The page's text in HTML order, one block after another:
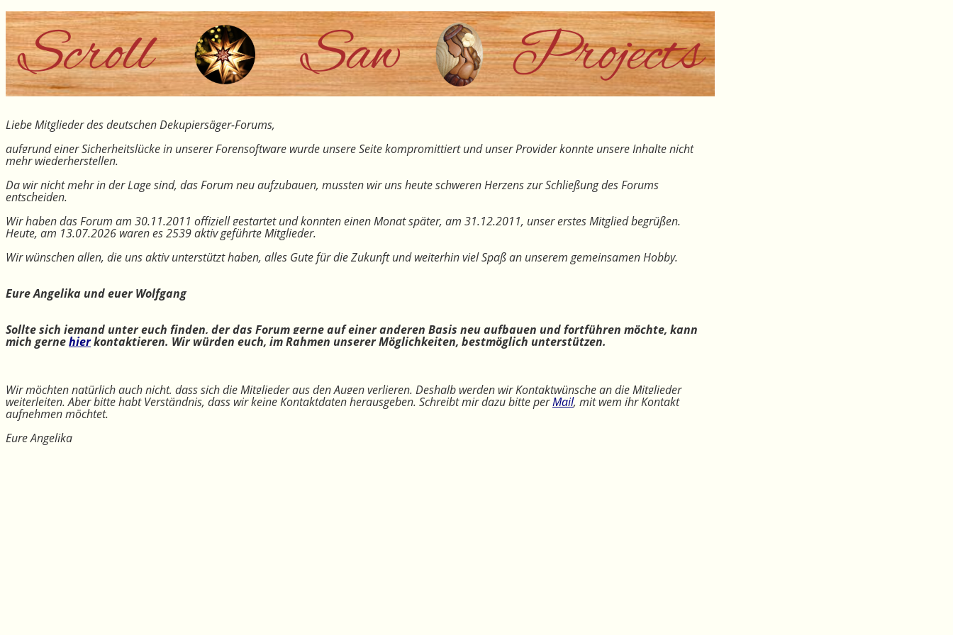
Liebe Mitglieder des deutschen Dekupiersäger-Forums,
aufgrund einer Sicherheitslücke in unserer Forensoftware wurde unsere Seite kompromittiert und unser Provider konnte unsere Inhalte nicht
mehr wiederherstellen.
Da wir nicht mehr in der Lage sind, das Forum neu aufzubauen, mussten wir uns heute schweren Herzens zur Schließung des Forums
entscheiden.
Wir haben das Forum am 30.11.2011 offiziell gestartet und konnten einen Monat später, am 31.12.2011, unser erstes Mitglied begrüßen.
Heute, am 13.07.2026 waren es 2539 aktiv geführte Mitglieder.
Wir wünschen allen, die uns aktiv unterstützt haben, alles Gute für die Zukunft und weiterhin viel Spaß an unserem gemeinsamen Hobby.
Eure Angelika und euer Wolfgang
Sollte sich jemand unter euch finden, der das Forum gerne auf einer anderen Basis neu aufbauen und fortführen möchte, kann
mich gernehierkontaktieren. Wir würden euch, im Rahmen unserer Möglichkeiten, bestmöglich unterstützen.
Wir möchten natürlich auch nicht, dass sich die Mitglieder aus den Augen verlieren. Deshalb werden wir Kontaktwünsche an die Mitglieder
weiterleiten. Aber bitte habt Verständnis, dass wir keine Kontaktdaten herausgeben. Schreibt mir dazu bitte perMail, mit wem ihr Kontakt
aufnehmen möchtet.
Eure Angelika